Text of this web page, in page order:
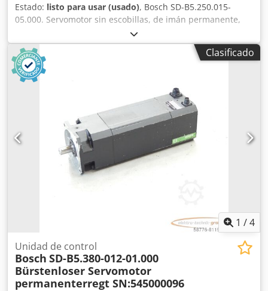
Estado: listo para usar (usado), Bosch SD-B5.250.015-
05.000. Servomotor sin escobillas, de imán permanente,
número de serie: 746000208. Un conector está ligeramente
dañado, como se muestra en la foto. Usado, con signos
normales de uso, 100 % funcional. El alcance del
suministro se corresponde con las fotos. ATENCIÓN:
¡Solicite por separado el presupuesto para el embalaje y el
envío! ATENCIÓN: Por favor, solicite por separado el coste
del embalaje y el transporte. Dcsdpfx Adoi D E U Hewjk
Clasificado
1 /4
Unidad de control
Bosch SD-B5.380-012-01.000
Bürstenloser Servomotor
permanenterregt SN:545000096